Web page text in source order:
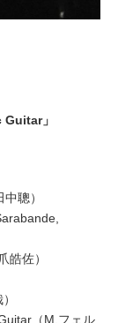
」
聰）
佐）
（M.フェル